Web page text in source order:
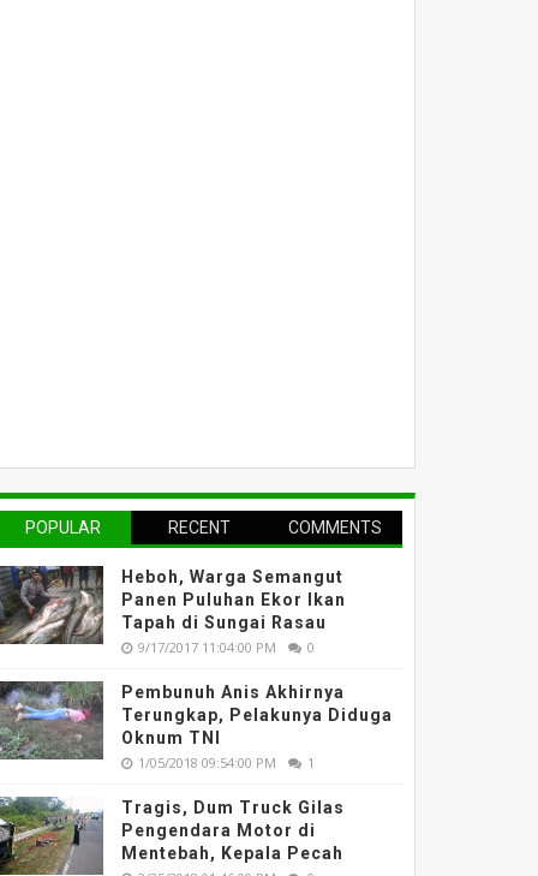
POPULAR RECENT COMMENTS
Heboh, Warga Semangut
Panen Puluhan Ekor Ikan
Tapah di Sungai Rasau
9/17/2017 11:04:00 PM 0
Pembunuh Anis Akhirnya
Terungkap, Pelakunya Diduga
Oknum TNI
1/05/2018 09:54:00 PM 1
Tragis, Dum Truck Gilas
Pengendara Motor di
Mentebah, Kepala Pecah